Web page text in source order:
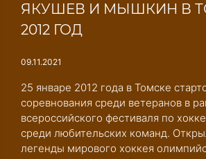
ЯКУШЕВ И МЫШКИН В
2012 ГОД
09.11.2021
25 январе 2012 года в Томске
соревнования среди ветеранов в
всероссийского фестиваля по
среди любительских команд.
легенды мирового хоккея